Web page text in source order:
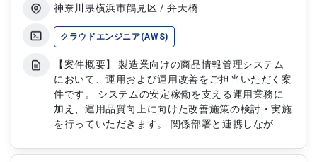
ストおよび非機能テストの計画、実施、品質評価資
および運用改善を実施します
神奈川県横浜市鶴見区 / 弁天橋
クラウドエンジニア(AWS)
【案件概要】 製造業向けの商品情報管理システム
において、運用および運用改善をご担当いただく案
件です。 システムの安定稼働を支える運用業務に
加え、運用品質向上に向けた改善施策の検討・実施
を行っていただきます。 関係部署と連携しなが
だきます。 継続的な運用改善を通じて、システム